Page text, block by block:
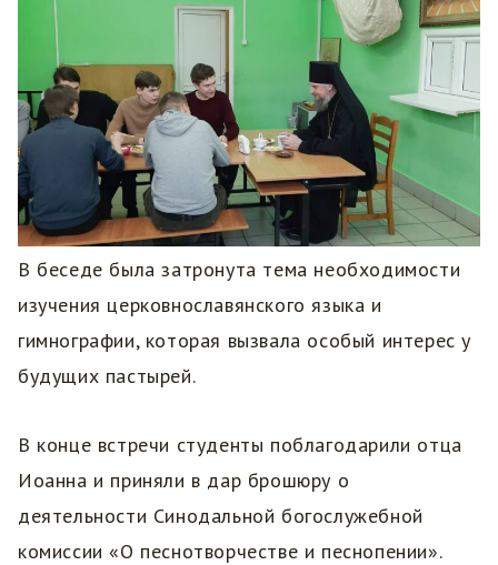
В беседе была затронута тема необходимости
изучения церковнославянского языка и
гимнографии, которая вызвала особый интерес у
будущих пастырей.
В конце встречи студенты поблагодарили отца
Иоанна и приняли в дар брошюру о
деятельности Синодальной богослужебной
комиссии «О песнотворчестве и песнопении».